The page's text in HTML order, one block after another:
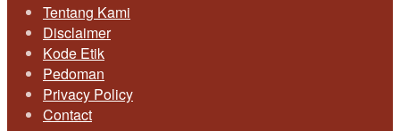
Tentang Kami
Disclaimer
Kode Etik
Pedoman
Privacy Policy
Contact